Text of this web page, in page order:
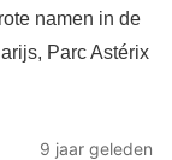
namen in de
Parc Astérix
9 jaar geleden